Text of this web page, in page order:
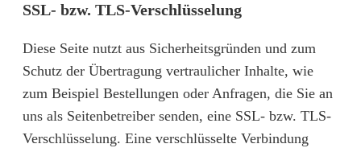
SSL- bzw. TLS-Verschlüsselung
Diese Seite nutzt aus Sicherheitsgründen und zum
Schutz der Übertragung vertraulicher Inhalte, wie
zum Beispiel Bestellungen oder Anfragen, die Sie an
uns als Seitenbetreiber senden, eine SSL- bzw. TLS-
Verschlüsselung. Eine verschlüsselte Verbindung